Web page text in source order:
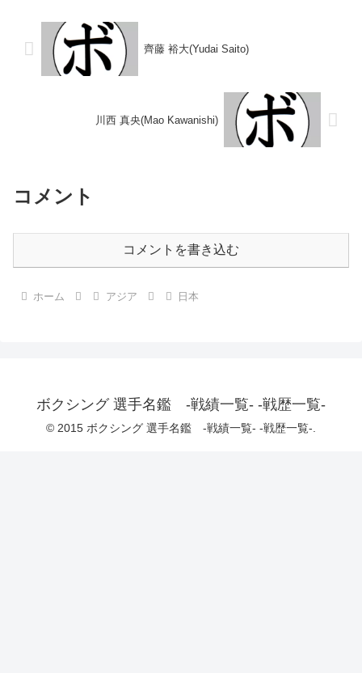
戸)■2012年度中...
齊藤 裕大(Yudai Saito)
川西 真央(Mao Kawanishi)
コメント
コメントを書き込む
ホーム アジア 日本
ボクシング 選手名鑑 -戦績一覧- -戦歴一覧-
© 2015 ボクシング 選手名鑑 -戦績一覧- -戦歴一覧-.